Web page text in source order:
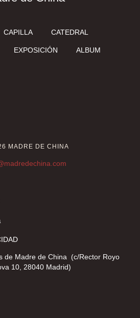
CAPILLA CATEDRAL
EXPOSICIÓN ALBUM
MADRE DE CHINA
de Madre de China (c/Rector Royo
10, 28040 Madrid)